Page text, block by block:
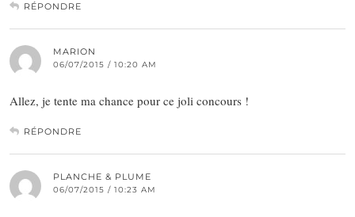
RÉPONDRE
MARION
06/07/2015 / 10:20 AM
Allez, je tente ma chance pour ce joli concours !
RÉPONDRE
PLANCHE & PLUME
06/07/2015 / 10:23 AM